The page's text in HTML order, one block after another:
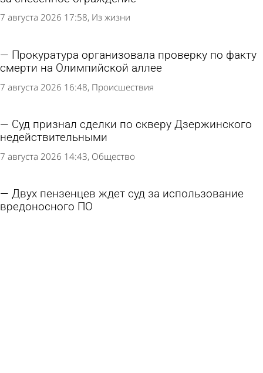
7 августа 2026 17:58 Из жизни
Прокуратура организовала проверку по факту
смерти на Олимпийской аллее
7 августа 2026 16:48 Происшествия
Суд признал сделки по скверу Дзержинского
недействительными
7 августа 2026 14:43 Общество
Двух пензенцев ждет суд за использование
вредоносного ПО